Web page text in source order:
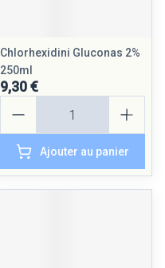
Chlorhexidini Gluconas 2%
250ml
9,30 €
Ajouter au panier